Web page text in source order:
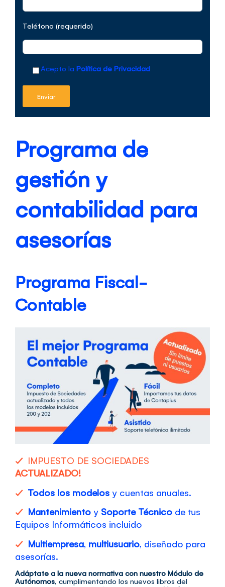
Teléfono (requerido)
Acepto la Política de Privacidad
Programa de
gestión y
contabilidad para
asesorías
Programa Fiscal-
Contable
✓ IMPUESTO DE SOCIEDADES
ACTUALIZADO!
✓ Todos los modelos y cuentas anuales.
✓ Mantenimiento y Soporte Técnico de tus
Equipos Informáticos incluido
✓ Multiempresa, multiusuario, diseñado para
asesorías.
Adáptate a la nueva normativa con nuestro Módulo de
Autónomos, cumplimentando los nuevos libros del